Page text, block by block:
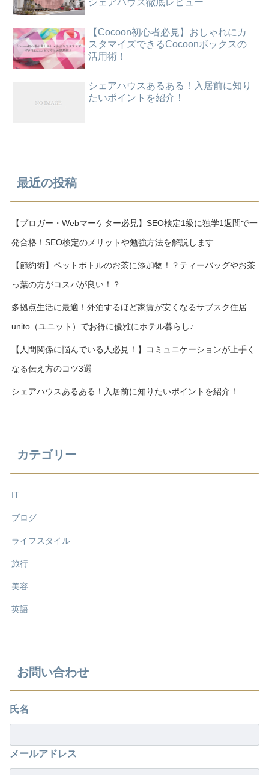
シェアハウス徹底レビュー
【Cocoon初心者必見】おしゃれにカ
スタマイズできるCocoonボックスの
活用術！
シェアハウスあるある！入居前に知り
たいポイントを紹介！
最近の投稿
【ブロガー・Webマーケター必見】SEO検定1級に独学1週間で一
発合格！SEO検定のメリットや勉強方法を解説します
【節約術】ペットボトルのお茶に添加物！？ティーバッグやお茶
っ葉の方がコスパが良い！？
多拠点生活に最適！外泊するほど家賃が安くなるサブスク住居
unito（ユニット）でお得に優雅にホテル暮らし♪
【人間関係に悩んでいる人必見！】コミュニケーションが上手く
なる伝え方のコツ3選
シェアハウスあるある！入居前に知りたいポイントを紹介！
カテゴリー
IT
ブログ
ライフスタイル
旅行
美容
英語
お問い合わせ
氏名
メールアドレス